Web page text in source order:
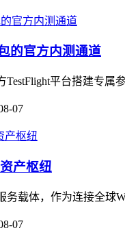
的官方内测通道
平台搭建专
07
产枢纽
载体，作为连接全
07